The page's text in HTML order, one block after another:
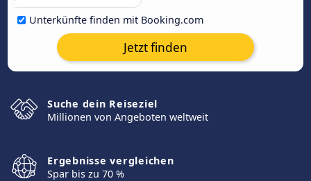
Unterkünfte finden mit Booking.com
Jetzt finden
Suche dein Reiseziel
Millionen von Angeboten weltweit
Ergebnisse vergleichen
Spar bis zu 70 %